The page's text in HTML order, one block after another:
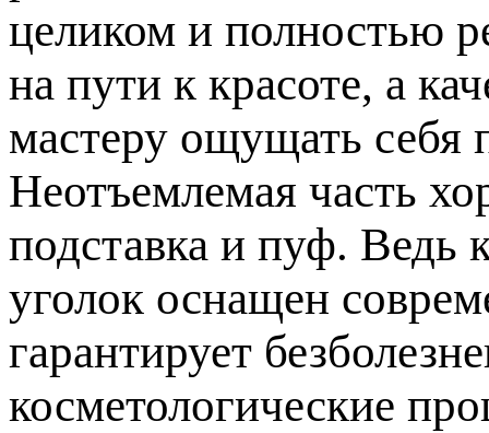
целиком и полностью
на пути к красоте, а
мастеру ощущать себя
Неотъемлемая часть
подставка и пуф. Ведь
уголок оснащен
гарантирует
косметологические